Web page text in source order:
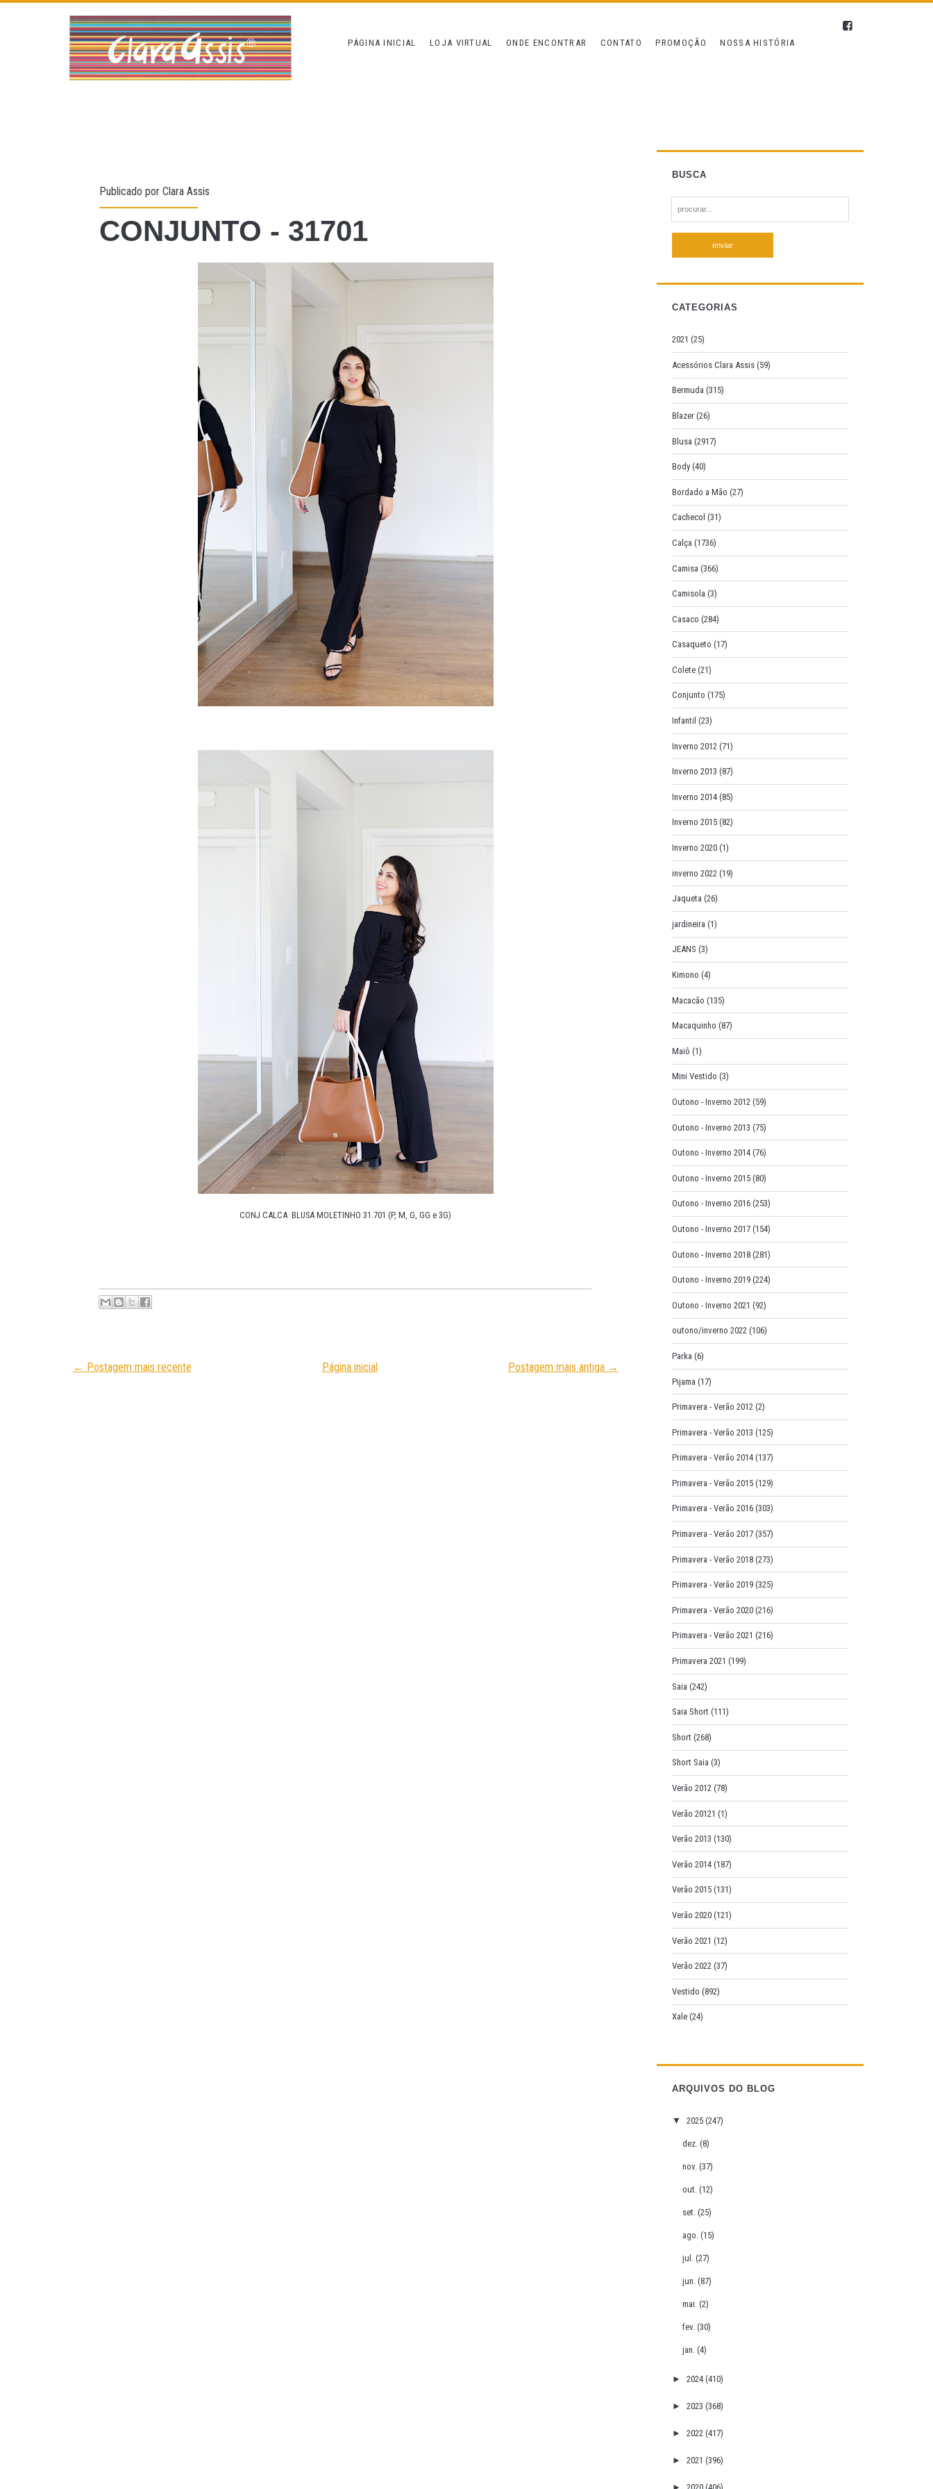
PÁGINA INICIAL LOJA VIRTUAL ONDE ENCONTRAR CONTATO PROMOÇÃO NOSSA HISTÓRIA
Publicado porClara Assis
CONJUNTO - 31701
CONJ CALCA BLUSA MOLETINHO 31.701 (P, M, G, GG e 3G)
← Postagem mais recente Postagem mais antiga →
Página inicial
BUSCA
e
h
f
r
:
CATEGORIAS
2021 (25)
Acessórios Clara Assis (59)
Bermuda (315)
Blazer (26)
Blusa (2917)
Body (40)
Bordado a Mão (27)
Cachecol (31)
Calça (1736)
Camisa (366)
Camisola (3)
Casaco (284)
Casaqueto (17)
Colete (21)
Conjunto (175)
Infantil (23)
Inverno 2012 (71)
Inverno 2013 (87)
Inverno 2014 (85)
Inverno 2015 (82)
Inverno 2020 (1)
inverno 2022 (19)
Jaqueta (26)
jardineira (1)
JEANS (3)
Kimono (4)
Macacão (135)
Macaquinho (87)
Maiô (1)
Mini Vestido (3)
Outono - Inverno 2012 (59)
Outono - Inverno 2013 (75)
Outono - Inverno 2014 (76)
Outono - Inverno 2015 (80)
Outono - Inverno 2016 (253)
Outono - Inverno 2017 (154)
Outono - Inverno 2018 (281)
Outono - Inverno 2019 (224)
Outono - Inverno 2021 (92)
outono/inverno 2022 (106)
Parka (6)
Pijama (17)
Primavera - Verão 2012 (2)
Primavera - Verão 2013 (125)
Primavera - Verão 2014 (137)
Primavera - Verão 2015 (129)
Primavera - Verão 2016 (303)
Primavera - Verão 2017 (357)
Primavera - Verão 2018 (273)
Primavera - Verão 2019 (325)
Primavera - Verão 2020 (216)
Primavera - Verão 2021 (216)
Primavera 2021 (199)
Saia (242)
Saia Short (111)
Short (268)
Short Saia (3)
Verão 2012 (78)
Verão 20121 (1)
Verão 2013 (130)
Verão 2014 (187)
Verão 2015 (131)
Verão 2020 (121)
Verão 2021 (12)
Verão 2022 (37)
Vestido (892)
Xale (24)
ARQUIVOS DO BLOG
▼ 2025 (247)
dez.(8)
nov.(37)
out.(12)
set.(25)
ago.(15)
jul.(27)
jun.(87)
mai.(2)
fev.(30)
jan.(4)
► 2024 (410)
► 2023 (368)
► 2022 (417)
► 2021 (396)